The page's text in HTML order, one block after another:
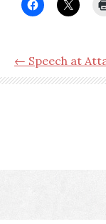
← Speech at